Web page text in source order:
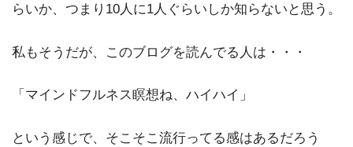
らいか、つまり10人に1人ぐらいしか知らないと思う。
私もそうだが、このブログを読んでる人は・・・
「マインドフルネス瞑想ね、ハイハイ」
という感じで、そこそこ流行ってる感はあるだろう